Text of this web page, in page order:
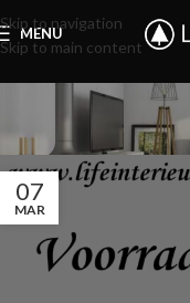
Skip to navigation
Skip to main content
MENU
07
MAR